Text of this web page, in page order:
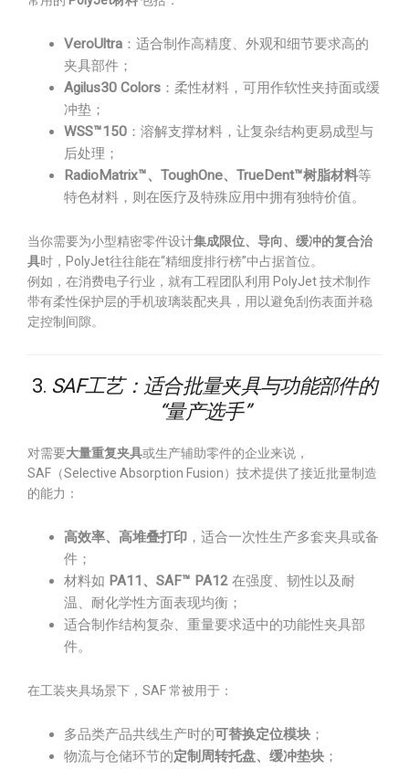
VeroUltra ：适合制作高精度、外观和细节要求高的
夹具部件；
Agilus30 Colors ：柔性材料，可用作软性夹持面或缓
冲垫；
WSS™150 ：溶解支撑材料，让复杂结构更易成型与
后处理；
RadioMatrix™、ToughOne、TrueDent™树脂材料等
特色材料，则在医疗及特殊应用中拥有独特价值。
当你需要为小型精密零件设计集成限位、导向、缓冲的复合治
具时，PolyJet往往能在“精细度排行榜”中占据首位。
例如，在消费电子行业，就有工程团队利用 PolyJet 技术制作
带有柔性保护层的手机玻璃装配夹具，用以避免刮伤表面并稳
定控制间隙。
3. SAF工艺：适合批量夹具与功能部件的
“量产选手”
对需要大量重复夹具或生产辅助零件的企业来说，
SAF（Selective Absorption Fusion）技术提供了接近批量制造
的能力：
高效率、高堆叠打印 ，适合一次性生产多套夹具或备
件；
材料如 PA11、SAF™ PA12 在强度、韧性以及耐
温、耐化学性方面表现均衡；
适合制作结构复杂、重量要求适中的功能性夹具部
件。
在工装夹具场景下，SAF 常被用于：
多品类产品共线生产时的可替换定位模块 ；
物流与仓储环节的定制周转托盘、缓冲垫块 ；